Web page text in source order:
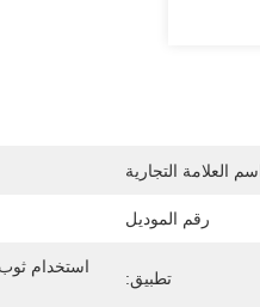
العلامة التجارية
رقم الموديل
تطبيق: